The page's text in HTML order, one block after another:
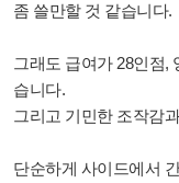
좀 쓸만할 것 같습니다.
그래도 급여가 28인점,
습니다.
그리고 기민한 조작감
단순하게 사이드에서